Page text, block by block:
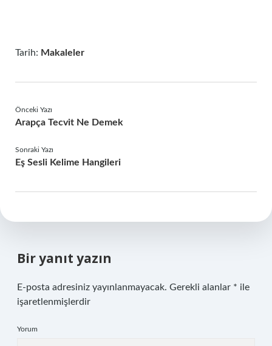
Tarih: Makaleler
Önceki Yazı
Arapça Tecvit Ne Demek
Sonraki Yazı
Eş Sesli Kelime Hangileri
Bir yanıt yazın
E-posta adresiniz yayınlanmayacak. Gerekli alanlar * ile
işaretlenmişlerdir
Yorum